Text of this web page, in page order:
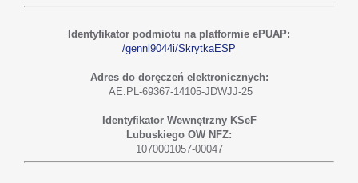
Identyfikator podmiotu na platformie ePUAP:
/gennl9044i/SkrytkaESP
Adres do doręczeń elektronicznych:
AE:PL-69367-14105-JDWJJ-25
Identyfikator Wewnętrzny KSeF
Lubuskiego OW NFZ:
1070001057-00047